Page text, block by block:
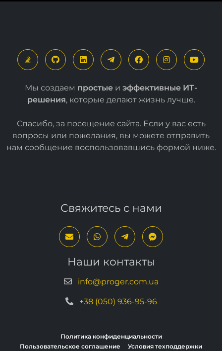
Мы создаем простые и эффективные ИТ-
решения, которые делают жизнь лучше.
Спасибо, за посещение сайта. Если у вас есть
вопросы или пожелания, вы можете отправить
нам сообщение воспользовавшись формой ниже.
Свяжитесь с нами
Наши контакты
info@proger.com.ua
+38 (050) 936-95-96
Политика конфиденциальности
Пользовательское соглашение
Условия техподдержки